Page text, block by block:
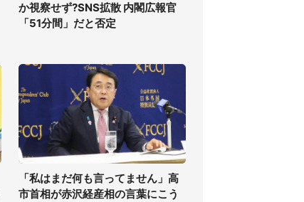
か視察せず?SNS拡散 内閣広報官
「51分間」だと否定
「私はまだ何も言ってません」高
市首相が赤沢経産相の言葉にこう